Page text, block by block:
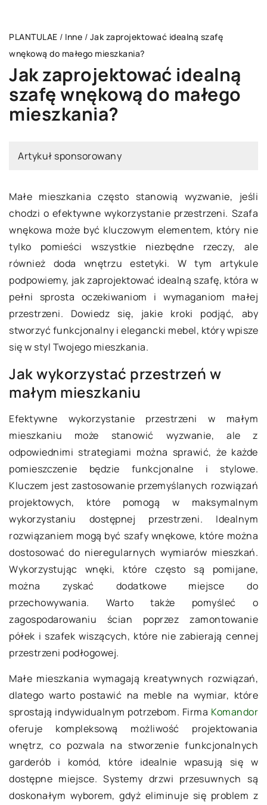
PLANTULAE / Inne / Jak zaprojektować idealną szafę
wnękową do małego mieszkania?
Jak zaprojektować idealną
szafę wnękową do małego
mieszkania?
Artykuł sponsorowany
Małe mieszkania często stanowią wyzwanie, jeśli
chodzi o efektywne wykorzystanie przestrzeni. Szafa
wnękowa może być kluczowym elementem, który nie
tylko pomieści wszystkie niezbędne rzeczy, ale
również doda wnętrzu estetyki. W tym artykule
podpowiemy, jak zaprojektować idealną szafę, która w
pełni sprosta oczekiwaniom i wymaganiom małej
przestrzeni. Dowiedz się, jakie kroki podjąć, aby
stworzyć funkcjonalny i elegancki mebel, który wpisze
się w styl Twojego mieszkania.
Jak wykorzystać przestrzeń w
małym mieszkaniu
Efektywne wykorzystanie przestrzeni w małym
mieszkaniu może stanowić wyzwanie, ale z
odpowiednimi strategiami można sprawić, że każde
pomieszczenie będzie funkcjonalne i stylowe.
Kluczem jest zastosowanie przemyślanych rozwiązań
projektowych, które pomogą w maksymalnym
wykorzystaniu dostępnej przestrzeni. Idealnym
rozwiązaniem mogą być szafy wnękowe, które można
dostosować do nieregularnych wymiarów mieszkań.
Wykorzystując wnęki, które często są pomijane,
można zyskać dodatkowe miejsce do
przechowywania. Warto także pomyśleć o
zagospodarowaniu ścian poprzez zamontowanie
półek i szafek wiszących, które nie zabierają cennej
przestrzeni podłogowej.
Małe mieszkania wymagają kreatywnych rozwiązań,
dlatego warto postawić na meble na wymiar, które
sprostają indywidualnym potrzebom. Firma Komandor
oferuje kompleksową możliwość projektowania
wnętrz, co pozwala na stworzenie funkcjonalnych
garderób i komód, które idealnie wpasują się w
dostępne miejsce. Systemy drzwi przesuwnych są
doskonałym wyborem, gdyż eliminuje się problem z